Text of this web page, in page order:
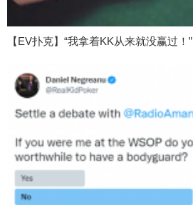
【EV扑克】“我拿着KK从来就没赢过！”